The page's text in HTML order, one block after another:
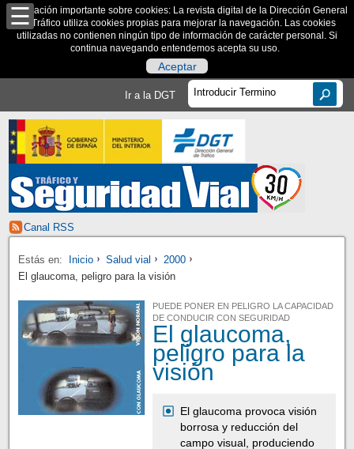
Información importante sobre cookies: La revista digital de la Dirección General
de Tráfico utiliza cookies propias para mejorar la navegación. Las cookies
utilizadas no contienen ningún tipo de información de carácter personal. Si
continua navegando entendemos acepta su uso.
Aceptar
Ir a la DGT
Canal RSS
Estás en: Inicio Salud vial
2000
El glaucoma, peligro para la visión
PUEDE PONER EN PELIGRO LA CAPACIDAD
DE CONDUCIR CON SEGURIDAD
El glaucoma,
peligro para la
visión
El glaucoma provoca visión
borrosa y reducción del
campo visual, produciendo